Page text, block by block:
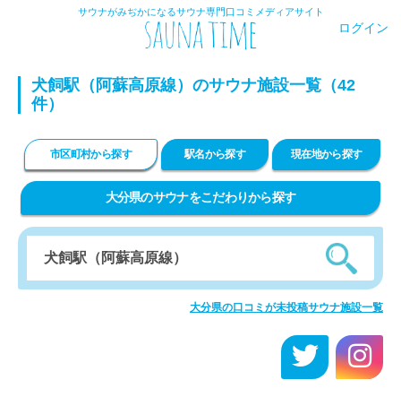
サウナがみぢかになるサウナ専門口コミメディアサイト
ログイン
犬飼駅（阿蘇高原線）のサウナ施設一覧（42
件）
市区町村から探す 駅名から探す 現在地から探す
大分県のサウナをこだわりから探す
大分県の口コミが未投稿サウナ施設一覧